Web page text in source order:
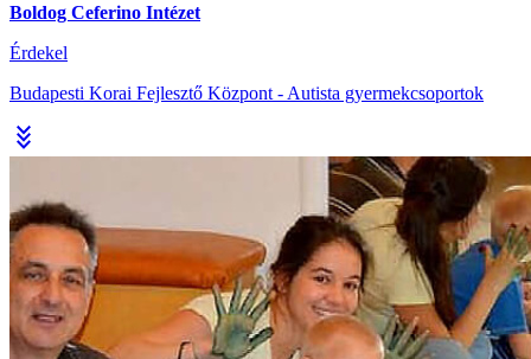
Boldog Ceferino Intézet
Érdekel
Budapesti Korai Fejlesztő Központ - Autista gyermekcsoportok
stat_minus_3